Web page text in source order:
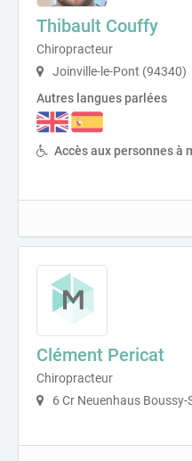
Thibault Couffy
Chiropracteur
Joinville-le-Pont (94340)
Autres langues parlées
Accès aux personnes à
Clément Pericat
Chiropracteur
6 Cr Neuenhaus